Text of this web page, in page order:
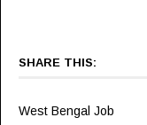
SHARE THIS:
West Bengal Job